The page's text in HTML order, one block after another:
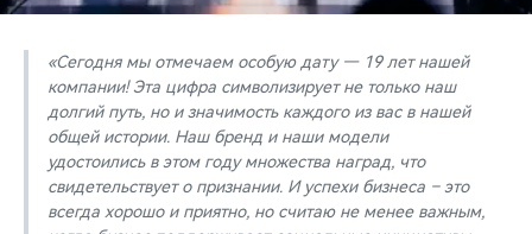
«Сегодня мы отмечаем особую дату — 19 лет нашей
компании! Эта цифра символизирует не только наш
долгий путь, но и значимость каждого из вас в нашей
общей истории. Наш бренд и наши модели
удостоились в этом году множества наград, что
свидетельствует о признании. И успехи бизнеса – это
всегда хорошо и приятно, но считаю не менее важным,